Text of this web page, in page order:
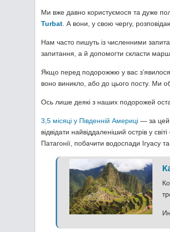
Ми вже давно користуємося та дуже
Turbat . А вони, у свою чергу,
Нам часто пишуть із численними
запитання, а й допомогти скласти
Якщо перед подорожжю у вас з’явилося
воно виникло, або до цього посту. Ми
Ось лише деякі з наших подорожей
3,5 місяці у Південній Америці — за цей
відвідати найвіддаленіший острів у
Патагонії, побачити водоспади Ігуасу